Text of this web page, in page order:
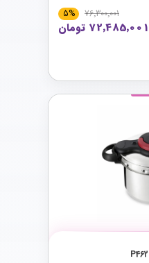
76٬300٬001
5%
72٬485٬001 تومان